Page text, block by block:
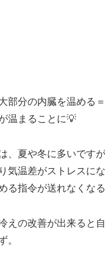
部分の内臓を温める
温まることに💡
、夏や冬に多いです
気温差がストレスに
る指令が送れなくなる
えの改善が出来ると
。